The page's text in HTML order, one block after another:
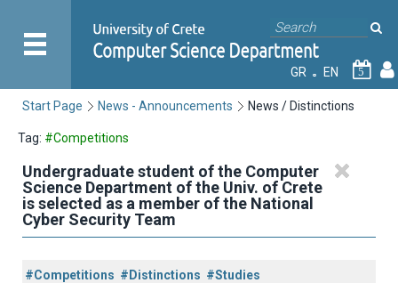
GR EN 5
Start Page News - Announcements News / Distinctions
Tag: #Competitions
Undergraduate student of the Computer
Science Department of the Univ. of Crete
is selected as a member of the National
Cyber Security Team
#Competitions #Distinctions #Studies